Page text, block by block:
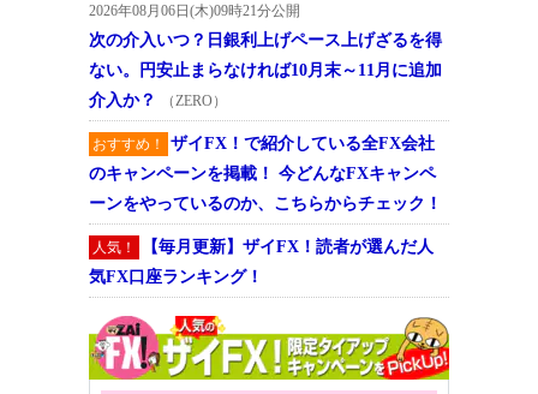
2026年08月06日(木)09時21分公開
次の介入いつ？日銀利上げペース上げざるを得
ない。円安止まらなければ10月末～11月に追加
介入か？
（ZERO）
おすすめ！
ザイFX！で紹介している全FX会社
のキャンペーンを掲載！ 今どんなFXキャンペ
ーンをやっているのか、こちらからチェック！
人気！
【毎月更新】ザイFX！読者が選んだ人
気FX口座ランキング！